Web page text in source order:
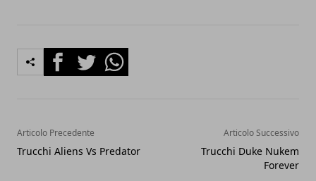
FacebookTwitterWhatsapp
Articolo Precedente
Trucchi Aliens Vs Predator
Articolo Successivo
Trucchi Duke Nukem
Forever